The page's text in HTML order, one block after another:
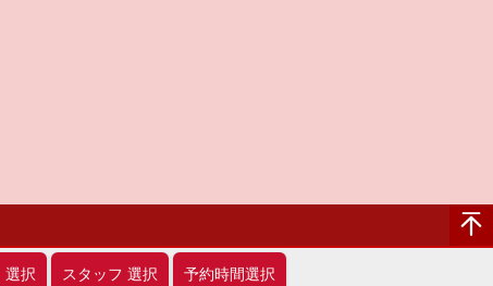
選択 スタッフ 選択 予約時間選択